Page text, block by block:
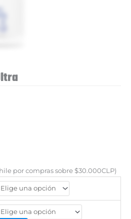
por compras sobre $30.000CLP)